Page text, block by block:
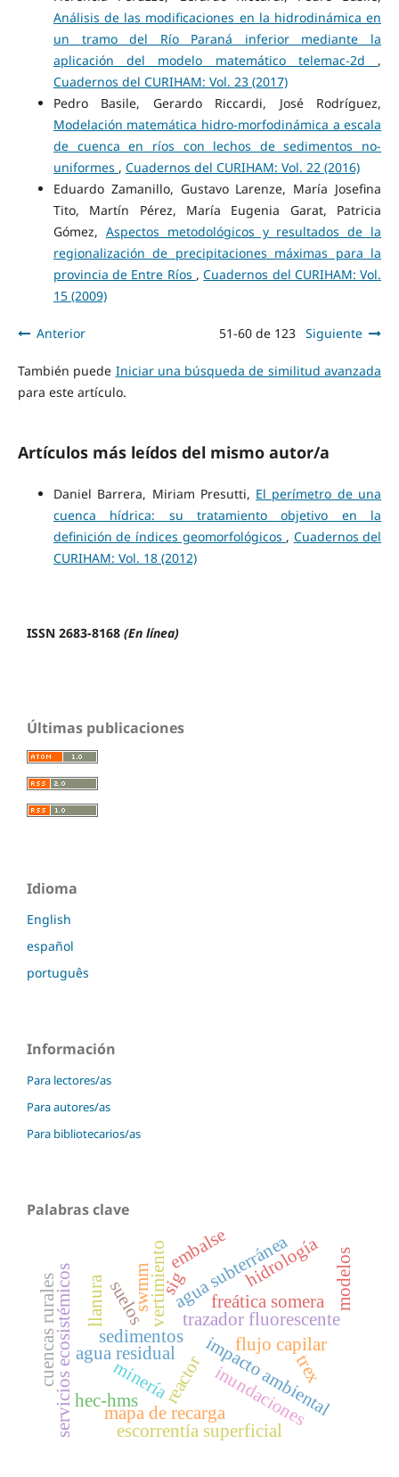
Análisis de las modificaciones en la hidrodinámica en
un tramo del Río Paraná inferior mediante la
aplicación del modelo matemático telemac-2d ,
Cuadernos del CURIHAM: Vol. 23 (2017)
Pedro Basile, Gerardo Riccardi, José Rodríguez,
Modelación matemática hidro-morfodinámica a escala
de cuenca en ríos con lechos de sedimentos no-
uniformes , Cuadernos del CURIHAM: Vol. 22 (2016)
Eduardo Zamanillo, Gustavo Larenze, María Josefina
Tito, Martín Pérez, María Eugenia Garat, Patricia
Gómez, Aspectos metodológicos y resultados de la
regionalización de precipitaciones máximas para la
provincia de Entre Ríos ,Cuadernos del CURIHAM: Vol.
15 (2009)
Anterior 51-60 de 123 Siguiente
También puede Iniciar una búsqueda de similitud avanzada
para este artículo.
Artículos más leídos del mismo autor/a
Daniel Barrera, Miriam Presutti, El perímetro de una
cuenca hídrica: su tratamiento objetivo en la
definición de índices geomorfológicos , Cuadernos del
CURIHAM: Vol. 18 (2012)
ISSN 2683-8168 (En línea)
Últimas publicaciones
Idioma
English
español
português
Información
Para lectores/as
Para autores/as
Para bibliotecarios/as
Palabras clave
trazador fluorescente
sedimentos
reactor
agua residual impacto ambiental
vertimiento
suelos
servicios ecosistémicos
cuencas rurales
agua subterránea
flujo capilar
swmm
trex
llanura freática somera
inundaciones
modelos
sig
minería
mapa de recarga
hidrología
embalse
escorrentía superficial
hec-hms